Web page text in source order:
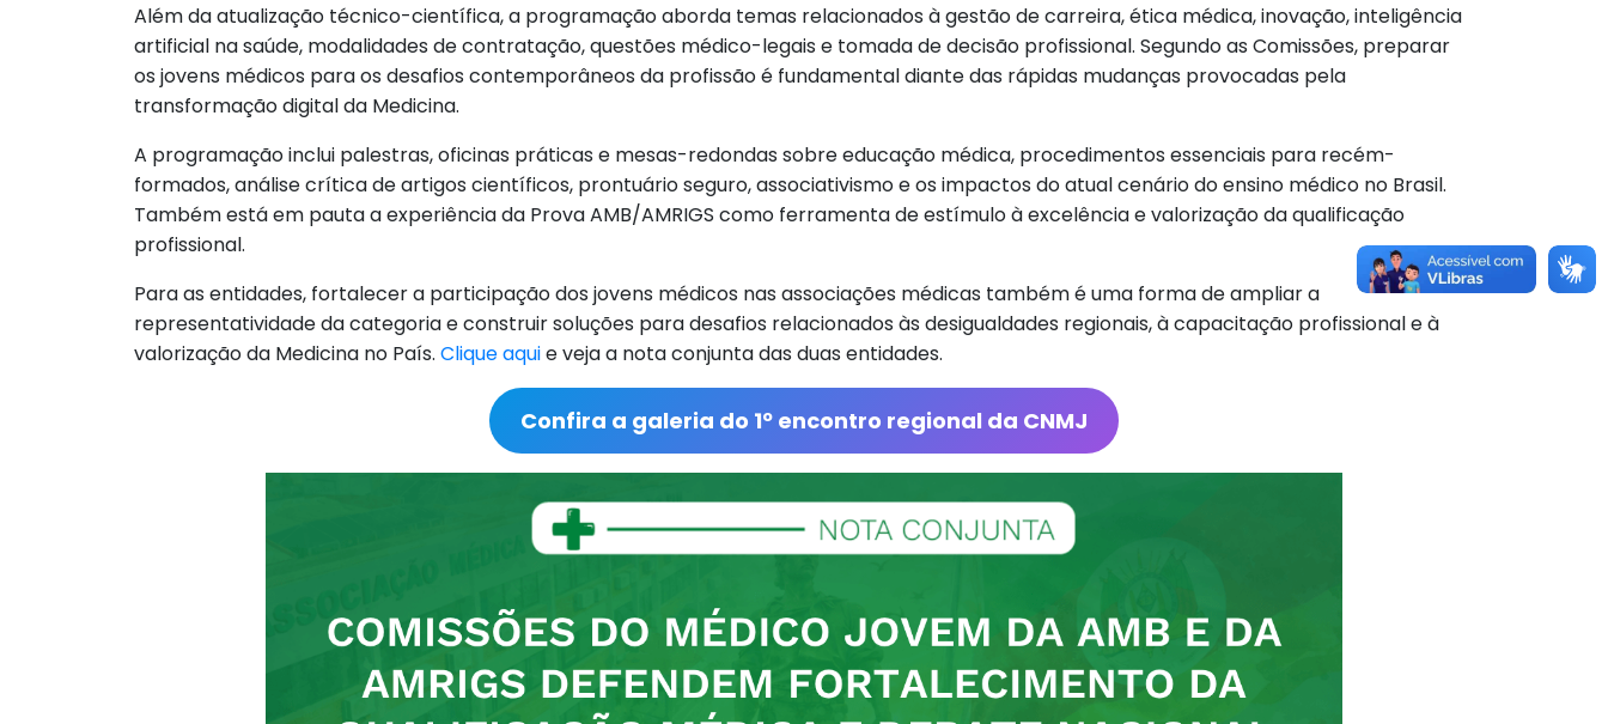
Além da atualização técnico-científica, a programação aborda temas relacionados à gestão de carreira, ética médica, inovação, inteligência
artificial na saúde, modalidades de contratação, questões médico-legais e tomada de decisão profissional. Segundo as Comissões, preparar
os jovens médicos para os desafios contemporâneos da profissão é fundamental diante das rápidas mudanças provocadas pela
transformação digital da Medicina.
A programação inclui palestras, oficinas práticas e mesas-redondas sobre educação médica, procedimentos essenciais para recém-
formados, análise crítica de artigos científicos, prontuário seguro, associativismo e os impactos do atual cenário do ensino médico no Brasil.
Também está em pauta a experiência da Prova AMB/AMRIGS como ferramenta de estímulo à excelência e valorização da qualificação
profissional.
Para as entidades, fortalecer a participação dos jovens médicos nas associações médicas também é uma forma de ampliar a
representatividade da categoria e construir soluções para desafios relacionados às desigualdades regionais, à capacitação profissional e à
valorização da Medicina no País. Clique aquie veja a nota conjunta das duas entidades.
Confira a galeria do 1º encontro regional da CNMJ